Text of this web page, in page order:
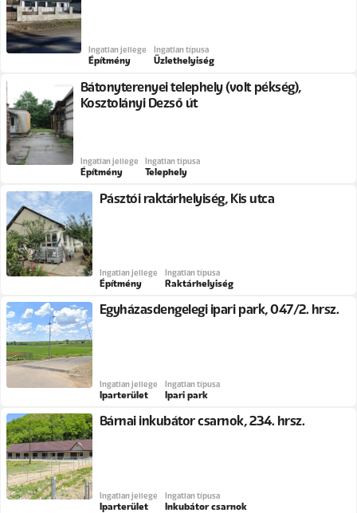
Ingatlan jellege
Építmény
Ingatlan típusa
Üzlethelyiség
Bátonyterenyei telephely (volt pékség),
Kosztolányi Dezső út
Ingatlan jellege
Építmény
Ingatlan típusa
Telephely
Pásztói raktárhelyiség, Kis utca
Ingatlan jellege
Építmény
Ingatlan típusa
Raktárhelyiség
Egyházasdengelegi ipari park, 047/2. hrsz.
Ingatlan jellege
Iparterület
Ingatlan típusa
Ipari park
Bárnai inkubátor csarnok, 234. hrsz.
Ingatlan jellege
Iparterület
Ingatlan típusa
Inkubátor csarnok